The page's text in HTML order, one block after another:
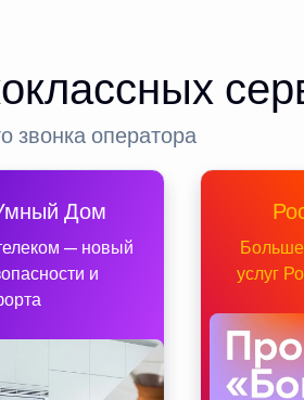
звонка оператора
Дом
— новый
и
услуг